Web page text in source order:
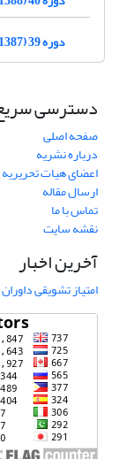
دوره 39 (1387)
دسترسی
صفحه اصلی
درباره نشریه
اعضای هیات تحریریه
ارسال مقاله
تماس با ما
نقشه سایت
آخرین اخبار
امتیاز تشویقی